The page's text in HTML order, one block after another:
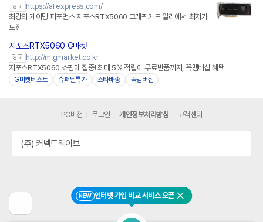
광고 https://aliexpress.com/
최강의 게이밍 퍼포먼스 지포스RTX5060 그래픽카드 알리에서 최저가
도전
지포스RTX5060 G마켓
광고 http://m.gmarket.co.kr
지포스RTX5060 쇼핑에 집중! 최대 5% 적립에 무료반품까지, 꼭멤버십 혜택
G마켓베스트 슈퍼딜특가 스타배송 꼭멤버십
전
NEW 인터넷 가입 비교 서비스 오픈 닫기
PC버전 로그인 개인정보처리방침 고객센터
(주) 커넥트웨이브